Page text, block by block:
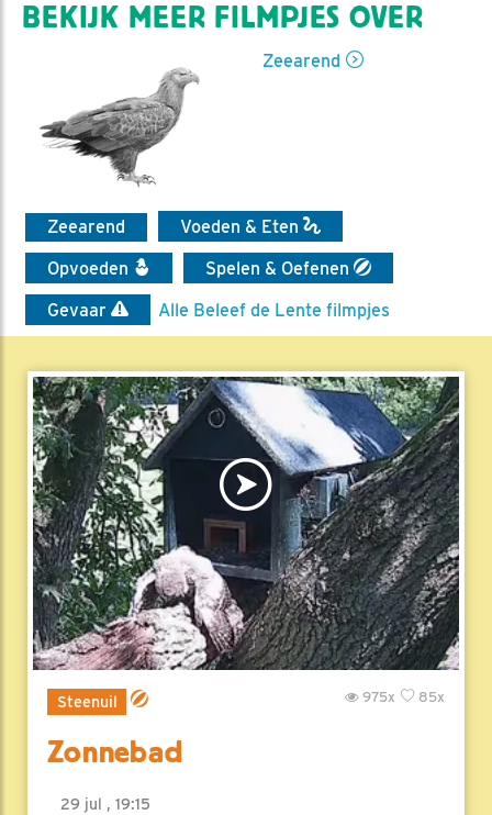
BEKIJK MEER FILMPJES OVER
Zeearend
Zeearend
Voeden & Eten
Opvoeden
Spelen & Oefenen
Gevaar
Alle Beleef de Lente filmpjes
Steenuil 85x
975x
Zonnebad
29 jul , 19:15